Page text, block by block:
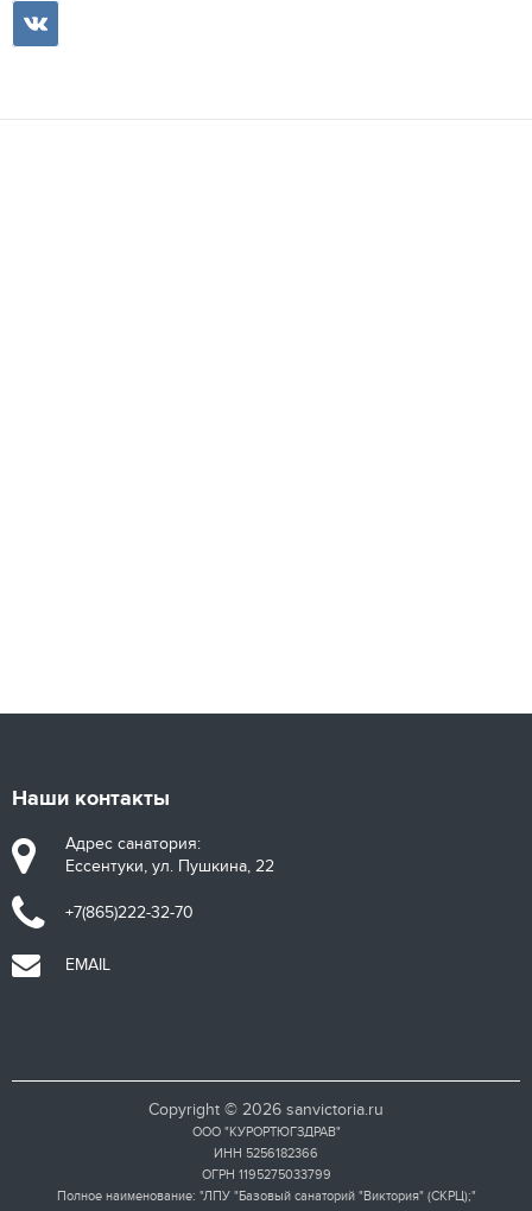
Наши контакты
Адрес санатория:
Ессентуки, ул. Пушкина, 22
+7(865)222-32-70
EMAIL
Copyright © 2026 sanvictoria.ru
ООО "КУРОРТЮГЗДРАВ"
ИНН 5256182366
ОГРН 1195275033799
Полное наименование: "ЛПУ "Базовый санаторий "Виктория" (СКРЦ);"